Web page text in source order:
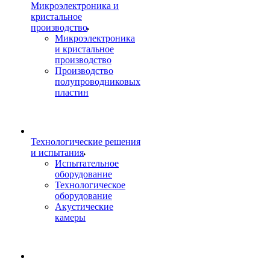
Микроэлектроника и
кристальное
производство
Микроэлектроника
и кристальное
производство
Производство
полупроводниковых
пластин
Технологические решения
и испытания
Испытательное
оборудование
Технологическое
оборудование
Акустические
камеры